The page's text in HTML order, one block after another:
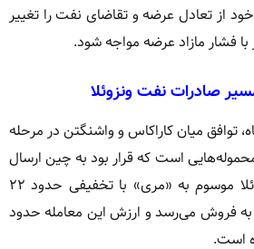
خود از تعادل عرضه و تقاضای نفت را تغییر
با فشار مازاد عرضه مواجه شود.
صادرات نفت ونزوئلا
توافق میان کاراکاس و واشنگتن در مرحله
است که قرار بود به چین ارسال
شوند. نفت شاخص ونزوئلا موسوم به «مری» با تخفیفی حدود ۲۲
فروش می‌رسد و ارزش این معامله حدود